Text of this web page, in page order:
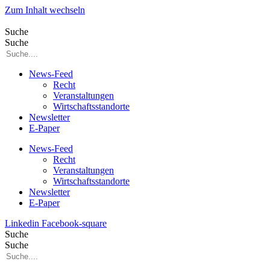
Zum Inhalt wechseln
Suche
Suche
News-Feed
Recht
Veranstaltungen
Wirtschaftsstandorte
Newsletter
E-Paper
News-Feed
Recht
Veranstaltungen
Wirtschaftsstandorte
Newsletter
E-Paper
Linkedin Facebook-square
Suche
Suche